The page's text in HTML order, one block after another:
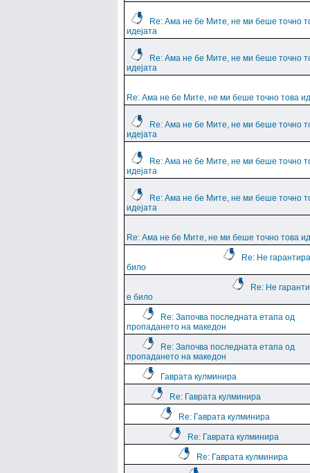
Re: Ама не бе Мите, не ми беше точно
идејата
Re: Ама не бе Мите, не ми беше точно
идејата
Re: Ама не бе Мите, не ми беше точно това
Re: Ама не бе Мите, не ми беше точно
идејата
Re: Ама не бе Мите, не ми беше точно
идејата
Re: Ама не бе Мите, не ми беше точно
идејата
Re: Ама не бе Мите, не ми беше точно това
Re: Не
било
Re: Не
е било
Re: Започва последната етапа од
пропадането на македон
Re: Започва последната етапа од
пропадането на македон
Гаврата кулминира
Re: Гаврата кулминира
Re: Гаврата кулминира
Re: Гаврата кулминира
Re: Гаврата кулминира